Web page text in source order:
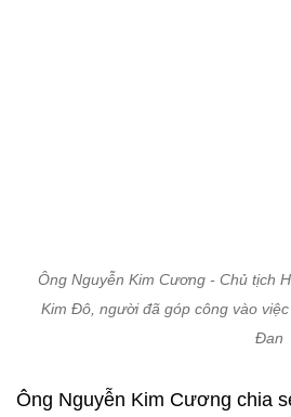
Ông Nguyễn Kim Cương - Chủ tịch
Kim Đô, người đã góp công vào
Đan
Ông Nguyễn Kim Cương chia